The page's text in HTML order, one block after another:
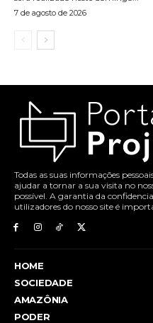
7 de agosto de 2026
Todas as suas informações
ajudar a tornar a sua visita no
possível. A garantia da
utilizadores do nosso site é
HOME
SOCIEDADE
AMAZÔNIA
PODER